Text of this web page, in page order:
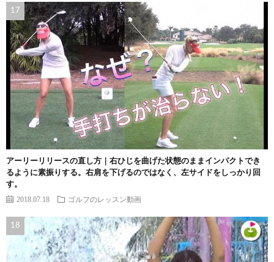
アーリーリリースの直し方｜右ひじを曲げた状態のままインパクトでき
るように素振りする。右肩を下げるのではなく、左サイドをしっかり回
す。
2018.07.18 ゴルフのレッスン動画